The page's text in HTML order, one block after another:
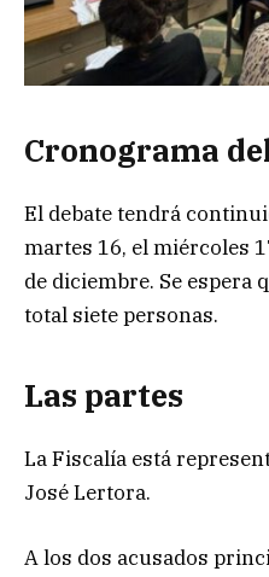
Cronograma
El debate tendrá
martes 16, el miércoles
de diciembre. Se
total siete personas.
Las partes
La Fiscalía está
José Lertora.
A los dos acusados